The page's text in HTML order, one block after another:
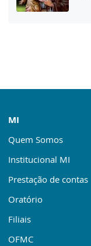
MI
Quem Somos
Institucional MI
Prestação de contas
Oratório
Filiais
OFMC